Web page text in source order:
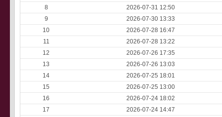
8
2026-07-31 12:50
9
2026-07-30 13:33
10
2026-07-28 16:47
11
2026-07-28 13:22
12
2026-07-26 17:35
13
2026-07-26 13:03
14
2026-07-25 18:01
15
2026-07-25 13:00
16
2026-07-24 18:02
17
2026-07-24 14:47